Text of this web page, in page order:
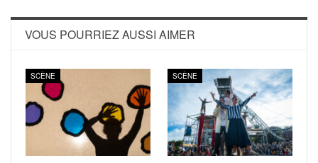
VOUS POURRIEZ AUSSI AIMER
SCÈNE SCÈNE